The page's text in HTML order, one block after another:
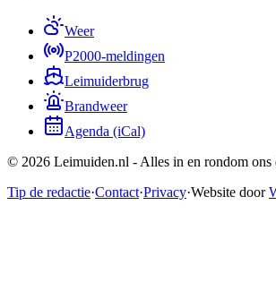
Weer
P2000-meldingen
Leimuiderbrug
Brandweer
Agenda (iCal)
© 2026 Leimuiden.nl - Alles in en rondom ons
Tip de redactie·Contact·Privacy·Website door